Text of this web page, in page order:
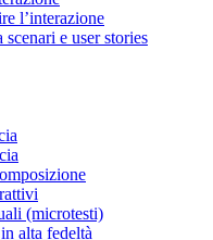
l’interazione
e user stories
(microtesti)
alta fedeltà